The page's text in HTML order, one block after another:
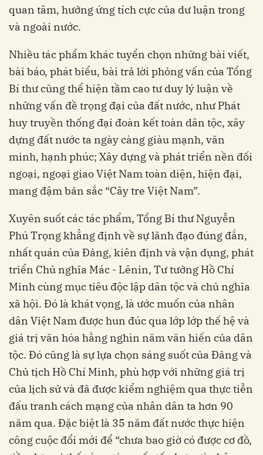
quan tâm, hưởng ứng tích cực của dư luận trong
và ngoài nước.
Nhiều tác phẩm khác tuyển chọn những bài viết,
bài báo, phát biểu, bài trả lời phỏng vấn của Tổng
Bí thư cũng thể hiện tầm cao tư duy lý luận về
những vấn đề trọng đại của đất nước, như Phát
huy truyền thống đại đoàn kết toàn dân tộc, xây
dựng đất nước ta ngày càng giàu mạnh, văn
minh, hạnh phúc; Xây dựng và phát triển nền đối
ngoại, ngoại giao Việt Nam toàn diện, hiện đại,
mang đậm bản sắc “Cây tre Việt Nam”.
Xuyên suốt các tác phẩm, Tổng Bí thư Nguyễn
Phú Trọng khẳng định về sự lãnh đạo đúng đắn,
nhất quán của Đảng, kiên định và vận dụng, phát
triển Chủ nghĩa Mác - Lênin, Tư tưởng Hồ Chí
Minh cùng mục tiêu độc lập dân tộc và chủ nghĩa
xã hội. Đó là khát vọng, là ước muốn của nhân
dân Việt Nam được hun đúc qua lớp lớp thế hệ và
giá trị văn hóa hằng nghìn năm văn hiến của dân
tộc. Đó cũng là sự lựa chọn sáng suốt của Đảng và
Chủ tịch Hồ Chí Minh, phù hợp với những giá trị
của lịch sử và đã được kiểm nghiệm qua thực tiễn
đấu tranh cách mạng của nhân dân ta hơn 90
năm qua. Đặc biệt là 35 năm đất nước thực hiện
công cuộc đổi mới để “chưa bao giờ có được cơ đồ,